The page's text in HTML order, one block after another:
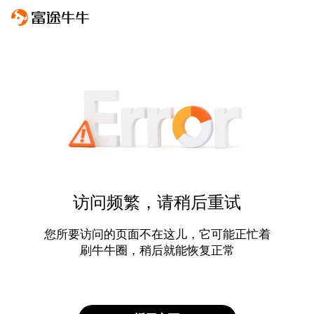
访问频繁，请稍后重试
您所要访问的页面不在这儿，它可能正忙着
刷牛牛圈，稍后就能恢复正常